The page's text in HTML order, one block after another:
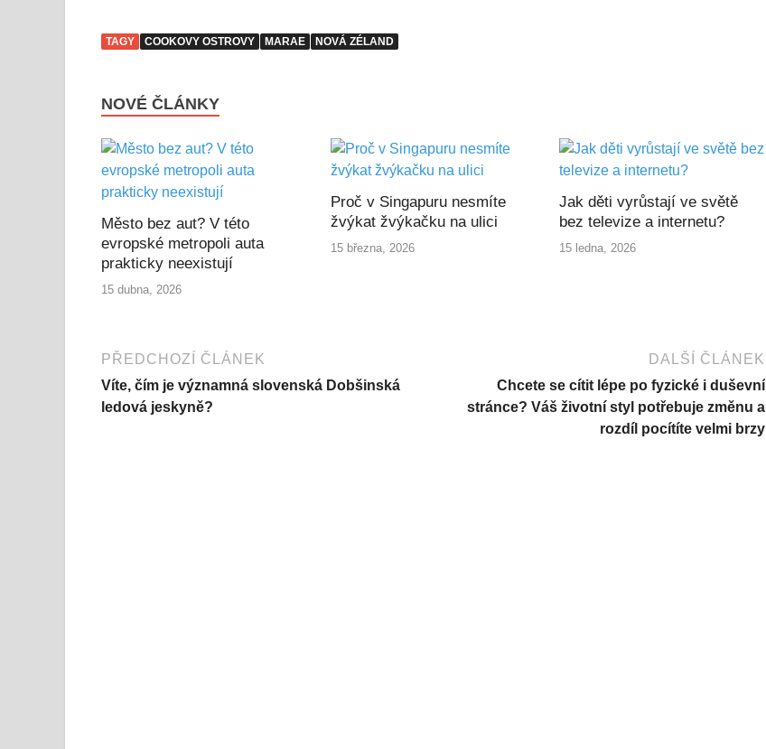
TAGY COOKOVY OSTROVY MARAE NOVÁ ZÉLAND
NOVÉ ČLÁNKY
Město bez aut? V této
evropské metropoli auta
prakticky neexistují
15 dubna, 2026
Proč v Singapuru nesmíte
žvýkat žvýkačku na ulici
15 března, 2026
Jak děti vyrůstají ve světě
bez televize a internetu?
15 ledna, 2026
PŘEDCHOZÍ ČLÁNEK
Víte, čím je významná slovenská Dobšinská
ledová jeskyně?
DALŠÍ ČLÁNEK
Chcete se cítit lépe po fyzické i duševní
stránce? Váš životní styl potřebuje změnu a
rozdíl pocítíte velmi brzy